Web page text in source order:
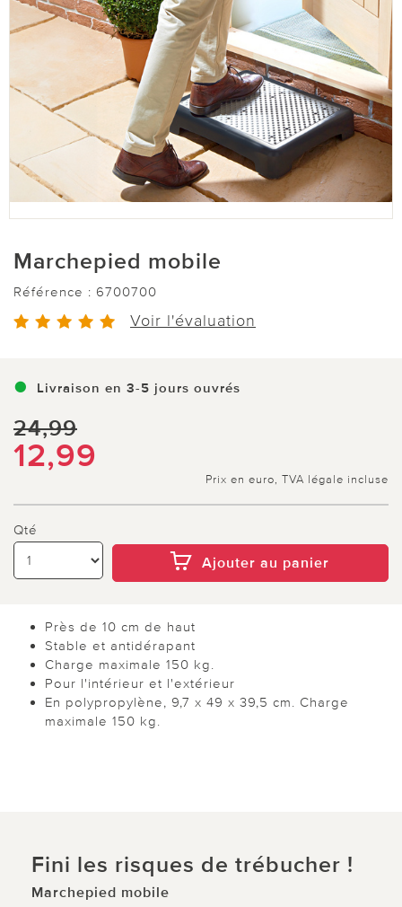
Marchepied mobile
Référence : 6700700
Voir l'évaluation
Livraison en 3-5 jours ouvrés
24,99
12,99
Prix en euro, TVA légale incluse
Qté
Ajouter au panier
Près de 10 cm de haut
Stable et antidérapant
Charge maximale 150 kg.
Pour l'intérieur et l'extérieur
En polypropylène, 9,7 x 49 x 39,5 cm. Charge
maximale 150 kg.
Fini les risques de trébucher !
Marchepied mobile